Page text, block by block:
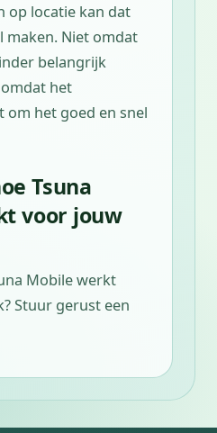
op locatie kan dat
maken. Niet omdat
belangrijk
het
het goed en snel
Tsuna
voor jouw
Mobile werkt
Stuur gerust een